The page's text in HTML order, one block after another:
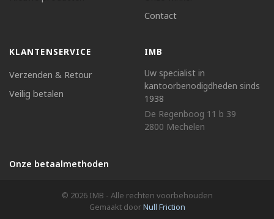
Contact
KLANTENSERVICE
Verzenden & Retour
Veilig betalen
IMB
Uw specialist in
kantoorbenodigdheden sinds
1938
De Regenboog 11 b 39
2800 Mechelen
Onze betaalmethoden
© 2026 IMB - Alle rechten voorbehouden
Gemaakt doorNull Friction